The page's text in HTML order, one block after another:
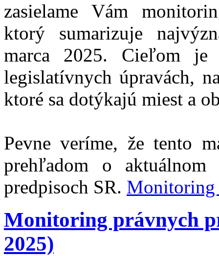
zasielame Vám
ktorý sumarizuje
marca 2025. Cieľom
legislatívnych úpravách,
ktoré sa dotýkajú miest a
Pevne veríme, že tento
prehľadom o
predpisoch SR. Monitoring
Monitoring právnych
2025)